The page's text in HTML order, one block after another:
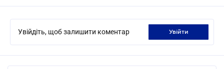
Увійдіть, щоб залишити коментар увійти